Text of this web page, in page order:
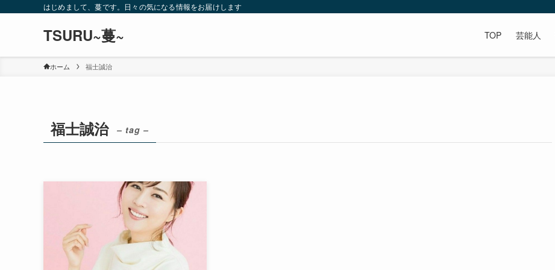
はじめまして、蔓です。日々の気になる情報をお届けします
TSURU~蔓~ TOP 芸能人
ホーム 福士誠治
福士誠治 – tag –